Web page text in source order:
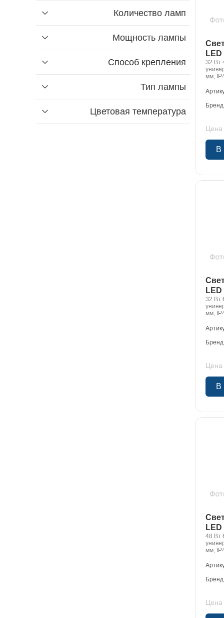
Количество ламп
Мощность лампы
Найти
Способ крепления
Тип лампы
Цветовая температура
LED
32 Вт
мм,
Бренд
Цена
В
LED
32 Вт
мм,
Бренд
Цена
В
LED
48 Вт
мм,
Бренд
Цена